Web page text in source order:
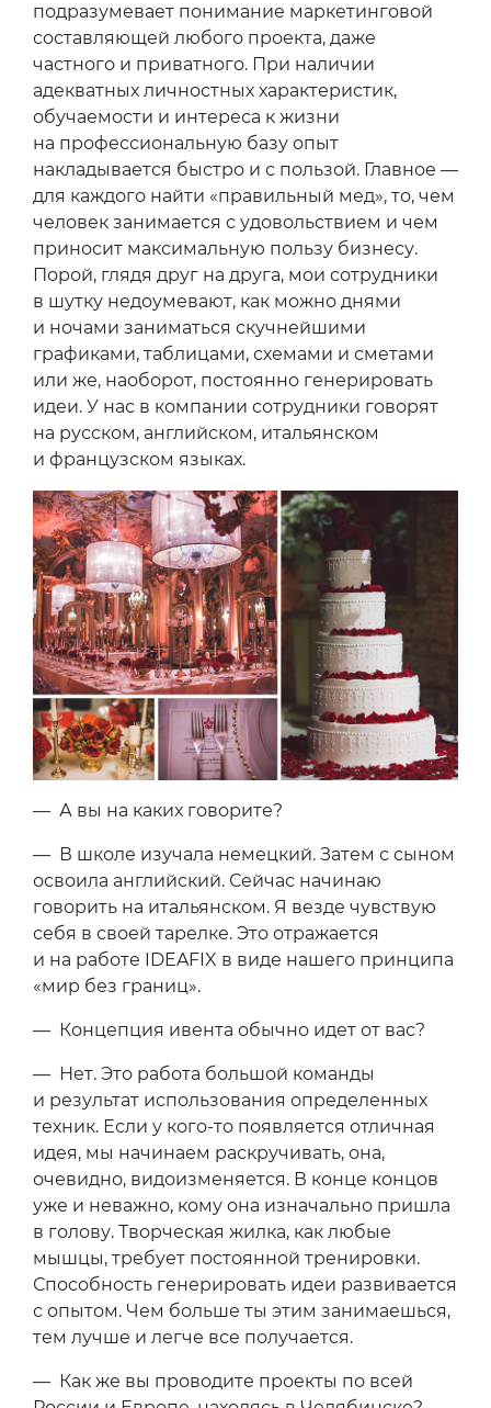
подразумевает понимание маркетинговой
составляющей любого проекта, даже
частного и приватного. При наличии
адекватных личностных характеристик,
обучаемости и интереса к жизни
на профессиональную базу опыт
накладывается быстро и с пользой. Главное —
для каждого найти «правильный мед», то, чем
человек занимается с удовольствием и чем
приносит максимальную пользу бизнесу.
Порой, глядя друг на друга, мои сотрудники
в шутку недоумевают, как можно днями
и ночами заниматься скучнейшими
графиками, таблицами, схемами и сметами
или же, наоборот, постоянно генерировать
идеи. У нас в компании сотрудники говорят
на русском, английском, итальянском
и французском языках.
— А вы на каких говорите?
— В школе изучала немецкий. Затем с сыном
освоила английский. Сейчас начинаю
говорить на итальянском. Я везде чувствую
себя в своей тарелке. Это отражается
и на работе IDEAFIX в виде нашего принципа
«мир без границ».
— Концепция ивента обычно идет от вас?
— Нет. Это работа большой команды
и результат использования определенных
техник. Если у кого-то появляется отличная
идея, мы начинаем раскручивать, она,
очевидно, видоизменяется. В конце концов
уже и неважно, кому она изначально пришла
в голову. Творческая жилка, как любые
мышцы, требует постоянной тренировки.
Способность генерировать идеи развивается
с опытом. Чем больше ты этим занимаешься,
тем лучше и легче все получается.
— Как же вы проводите проекты по всей